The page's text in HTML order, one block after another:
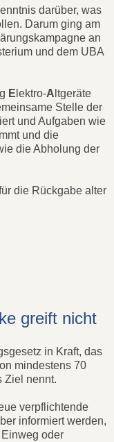
darüber, was
Darum ging am
an
und dem UBA
E lektro-A ltgeräte
Stelle der
und Aufgaben wie
und die
die Abholung der
die Rückgabe alter
greift nicht
in Kraft, das
mindestens 70
Ziel nennt.
verpflichtende
informiert werden,
oder